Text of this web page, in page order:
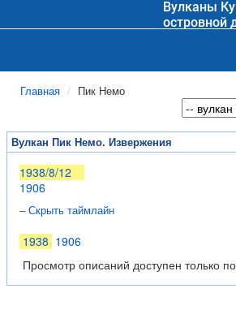
Вулканы
островной
Главная Пик Немо
Вулкан Пик Немо. Извержения
1938/8/12
1906
– Скрыть таймлайн
1938 1906
Просмотр описаний доступен только